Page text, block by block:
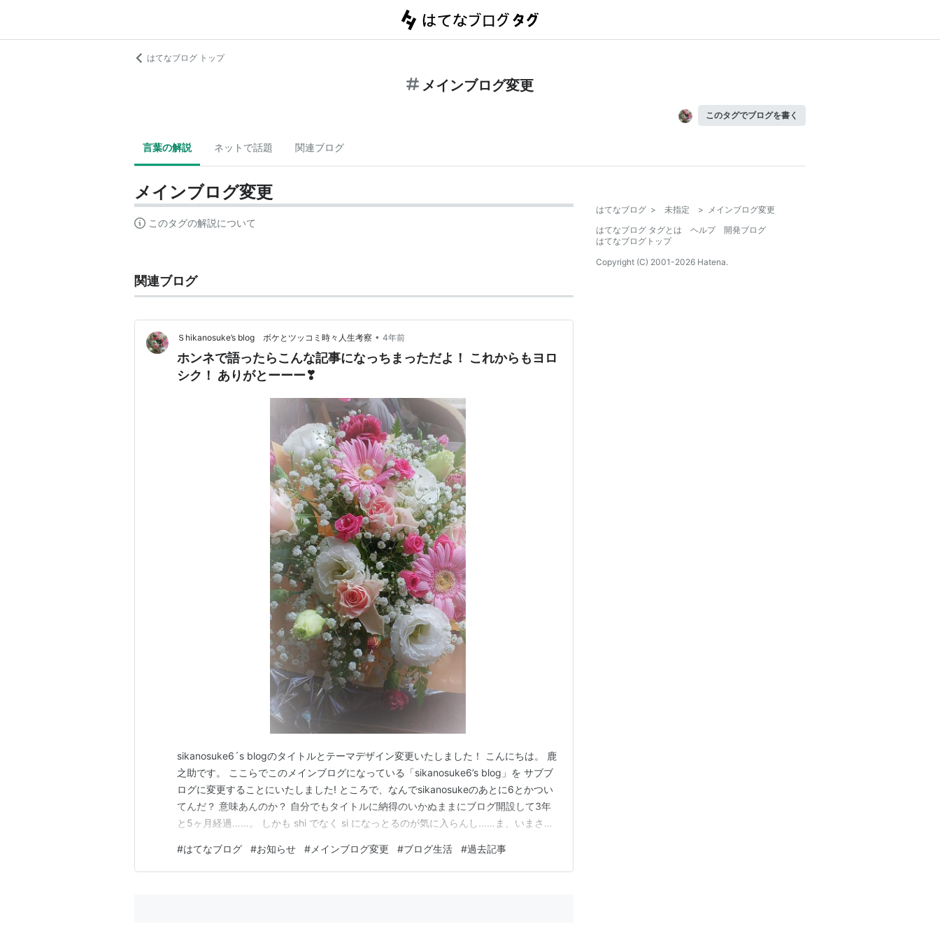
はてなブログ トップ
メインブログ変更
このタグでブログを書く
言葉の解説 ネットで話題 関連ブログ
メインブログ変更
このタグの解説について
関連ブログ
Ｓhikanosuke’s blog ボケとツッコミ時々人生考察 • 4年前
ホンネで語ったらこんな記事になっちまっただよ！ これからもヨロ
シク！ ありがとーーー❣
sikanosuke6´s blogのタイトルとテーマデザイン変更いたしました！ こんにちは。 鹿
之助です。 ここらでこのメインブログになっている「sikanosuke6’s blog」を サブブ
ログに変更することにいたしました! ところで、なんでsikanosukeのあとに6とかつい
てんだ？ 意味あんのか？ 自分でもタイトルに納得のいかぬままにブログ開設して3年
と5ヶ月経過……。 しかも shi でなく si になっとるのが気に入らんし……ま、いまさら
掛かる部分も改善しようと。 ということで、タイトルも変更しちゃい…
#はてなブログ #お知らせ # メインブログ変更 #ブログ生活 #過去記事
はてなブログ > 未指定 > メインブログ変更
はてなブログ タグとは
ヘルプ
開発ブログ
はてなブログトップ
Copyright (C) 2001-2026 Hatena.